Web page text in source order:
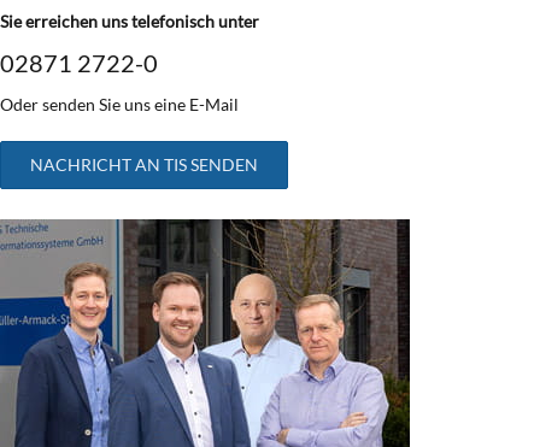
Sie erreichen uns telefonisch unter
02871 2722-0
Oder senden Sie uns eine E-Mail
NACHRICHT AN TIS SENDEN